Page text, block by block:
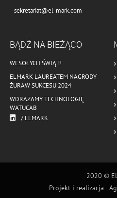
sekretariat@el-mark.com
BĄDŹ NA BIEŻĄCO
WESOŁYCH ŚWIĄT!
ELMARK LAUREATEM NAGRODY
ŻURAW SUKCESU 2024
WDRAŻAMY TECHNOLOGIĘ
WATUCAB
/ ELMARK
2020 ©
Projekt i realizacja -